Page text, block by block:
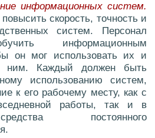
информационных систем.
скорость, точность и
систем. Персонал
информационным
он мог использовать их и
ним. Каждый должен быть
использованию систем,
к его рабочему месту, как с
работы, так и в
постоянного